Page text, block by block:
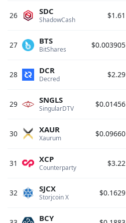
26 ShadowCash
SDC $1.61
27 BitShares
BTS $0.003905
28 Decred
DCR $2.29
29 SingularDTV
SNGLS $0.01456
30 Xaurum
XAUR $0.09660
31 Counterparty
XCP $3.22
32 Storjcoin X
SJCX $0.1629
BCY